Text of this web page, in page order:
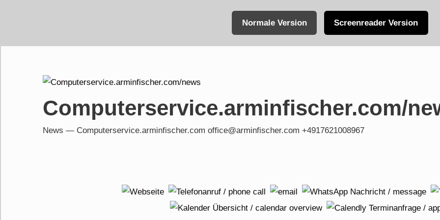
Normale Version Screenreader Version
content
Computerservice.arminfischer.com/
News — Computerservice.arminfischer.com office@arminfischer.com +4917621008967